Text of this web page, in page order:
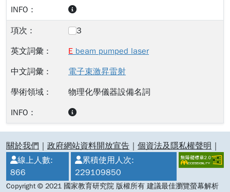
3
E beam pumped laser
電子束激昇雷射
物理化學儀器設備名詞
:::關於我們 政府網站資料開放宣告 個資法及隱私權聲明
線上人數:
866
累積使用人次:
229109850
Copyright © 2021 國家教育研究院 版權所有 建議最佳瀏覽螢幕解析